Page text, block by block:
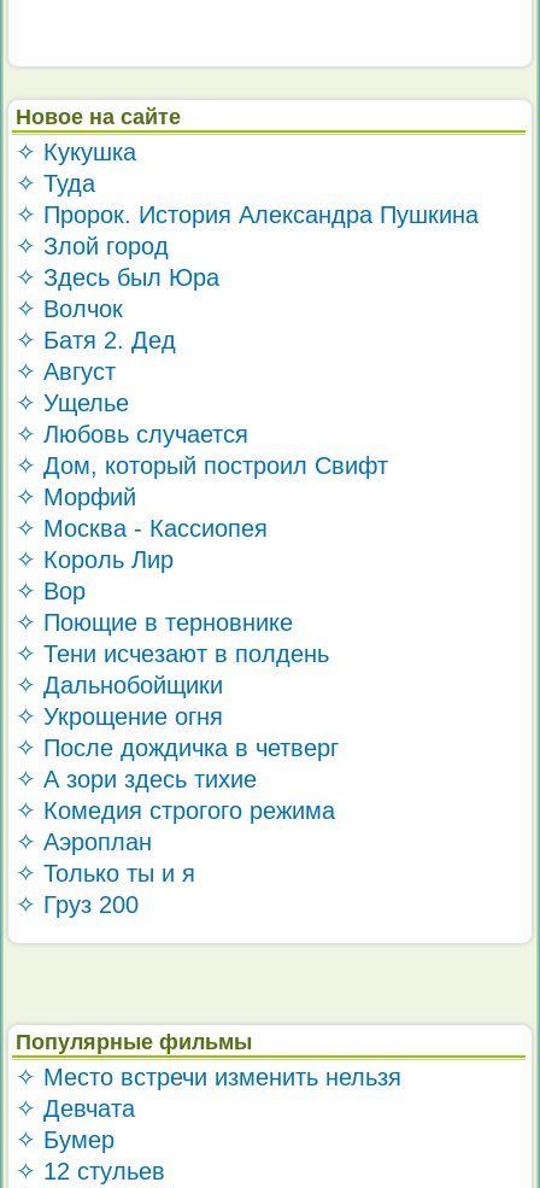
Новое на сайте
✧ Кукушка
✧ Туда
✧ Пророк. История Александра Пушкина
✧ Злой город
✧ Здесь был Юра
✧ Волчок
✧ Батя 2. Дед
✧ Август
✧ Ущелье
✧ Любовь случается
✧ Дом, который построил Свифт
✧ Морфий
✧ Москва - Кассиопея
✧ Король Лир
✧ Вор
✧ Поющие в терновнике
✧ Тени исчезают в полдень
✧ Дальнобойщики
✧ Укрощение огня
✧ После дождичка в четверг
✧ А зори здесь тихие
✧ Комедия строгого режима
✧ Аэроплан
✧ Только ты и я
✧ Груз 200
Популярные фильмы
✧ Место встречи изменить нельзя
✧ Девчата
✧ Бумер
✧ 12 стульев